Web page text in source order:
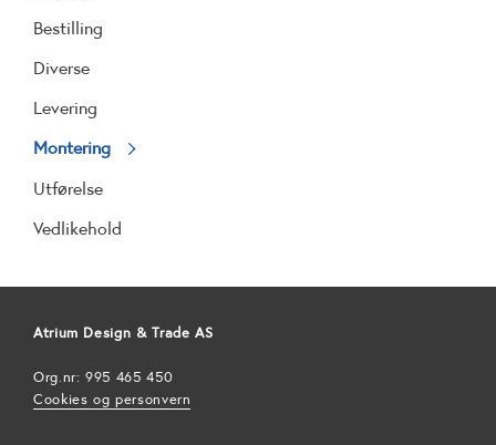
Bestilling
Diverse
Levering
Montering
Utførelse
Vedlikehold
Atrium Design & Trade AS
Org.nr: 995 465 450
Cookies og personvern